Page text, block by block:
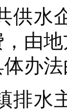
供水
由
办
排水